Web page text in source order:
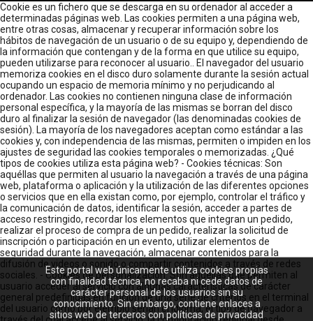
Cookie es un fichero que se descarga en su ordenador al acceder a
determinadas páginas web. Las cookies permiten a una página web,
entre otras cosas, almacenar y recuperar información sobre los
hábitos de navegación de un usuario o de su equipo y, dependiendo de
la información que contengan y de la forma en que utilice su equipo,
pueden utilizarse para reconocer al usuario.. El navegador del usuario
memoriza cookies en el disco duro solamente durante la sesión actual
ocupando un espacio de memoria mínimo y no perjudicando al
ordenador. Las cookies no contienen ninguna clase de información
personal específica, y la mayoría de las mismas se borran del disco
duro al finalizar la sesión de navegador (las denominadas cookies de
sesión). La mayoría de los navegadores aceptan como estándar a las
cookies y, con independencia de las mismas, permiten o impiden en los
ajustes de seguridad las cookies temporales o memorizadas. ¿Qué
tipos de cookies utiliza esta página web? - Cookies técnicas: Son
aquéllas que permiten al usuario la navegación a través de una página
web, plataforma o aplicación y la utilización de las diferentes opciones
o servicios que en ella existan como, por ejemplo, controlar el tráfico y
la comunicación de datos, identificar la sesión, acceder a partes de
acceso restringido, recordar los elementos que integran un pedido,
realizar el proceso de compra de un pedido, realizar la solicitud de
inscripción o participación en un evento, utilizar elementos de
seguridad durante la navegación, almacenar contenidos para la
difusión de videos o sonido o compartir contenidos a través de redes
sociales. - Cookies de personalización: Son aquéllas que permiten al
usuario acceder al servicio con algunas características de carácter
general predefinidas en función de una serie de criterios en el terminal
del usuario como por ejemplo serian el idioma, el tipo de navegador a
Este portal web únicamente utiliza cookies propias
con finalidad técnica, no recaba ni cede datos de
carácter personal de los usuarios sin su
conocimiento. Sin embargo, contiene enlaces a
sitios web de terceros con políticas de privacidad